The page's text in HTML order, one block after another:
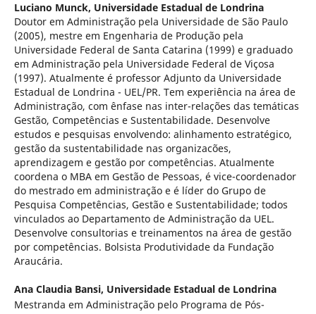
Luciano Munck, Universidade Estadual de Londrina
Doutor em Administração pela Universidade de São Paulo
(2005), mestre em Engenharia de Produção pela
Universidade Federal de Santa Catarina (1999) e graduado
em Administração pela Universidade Federal de Viçosa
(1997). Atualmente é professor Adjunto da Universidade
Estadual de Londrina - UEL/PR. Tem experiência na área de
Administração, com ênfase nas inter-relações das temáticas
Gestão, Competências e Sustentabilidade. Desenvolve
estudos e pesquisas envolvendo: alinhamento estratégico,
gestão da sustentabilidade nas organizacões,
aprendizagem e gestão por competências. Atualmente
coordena o MBA em Gestão de Pessoas, é vice-coordenador
do mestrado em administração e é líder do Grupo de
Pesquisa Competências, Gestão e Sustentabilidade; todos
vinculados ao Departamento de Administração da UEL.
Desenvolve consultorias e treinamentos na área de gestão
por competências. Bolsista Produtividade da Fundação
Araucária.
Ana Claudia Bansi, Universidade Estadual de Londrina
Mestranda em Administração pelo Programa de Pós-